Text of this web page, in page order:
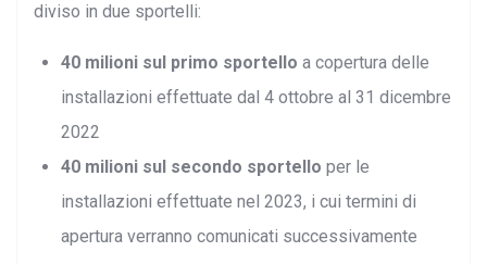
diviso in due sportelli:
40 milioni sul primo sportello a copertura delle
installazioni effettuate dal 4 ottobre al 31 dicembre
2022
40 milioni sul secondo sportello per le
installazioni effettuate nel 2023, i cui termini di
apertura verranno comunicati successivamente